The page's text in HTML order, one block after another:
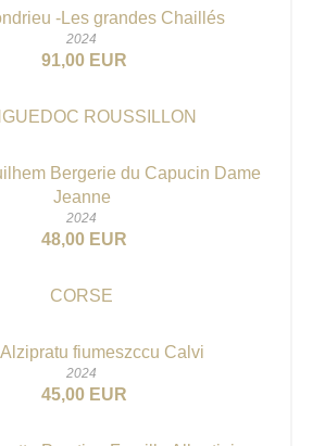
-Les grandes Chaillés
2024
91,00 EUR
ROUSSILLON
Bergerie du Capucin Dame
Jeanne
2024
48,00 EUR
CORSE
fiumeszccu Calvi
2024
45,00 EUR